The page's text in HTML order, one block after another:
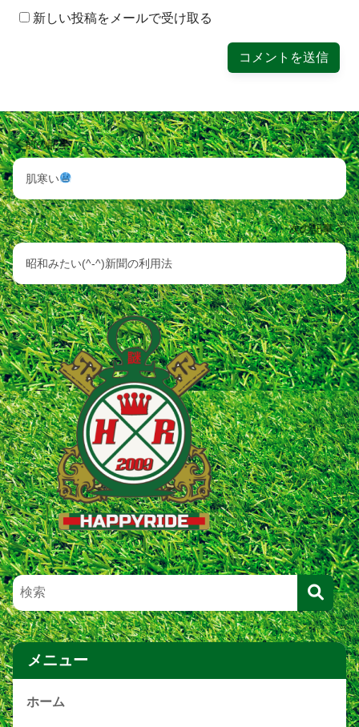
新しい投稿をメールで受け取る
前の記事
肌寒い
次の記事
昭和みたい(^-^)新聞の利用法
メニュー
ホーム